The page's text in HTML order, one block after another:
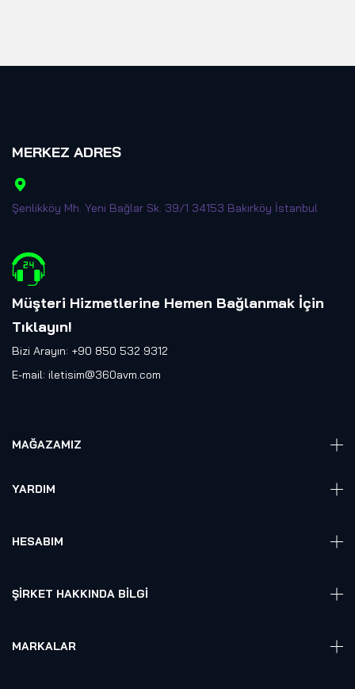
MERKEZ ADRES
Şenlikköy Mh. Yeni Bağlar Sk. 39/1 34153 Bakırköy İstanbul
Müşteri Hizmetlerine Hemen Bağlanmak İçin
Tıklayın!
Bizi Arayın: +90 850 532 9312
E-mail: iletisim@360avm.com
MAĞAZAMIZ
VR Ready PC
Elektronik
YARDIM
HESABIM
Sepet
ŞIRKET HAKKINDA BILGI
Referanslarımız
MARKALAR